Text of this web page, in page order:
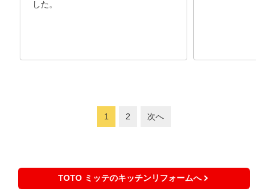
した。
1 2 次へ
TOTO ミッテのキッチンリフォームへ